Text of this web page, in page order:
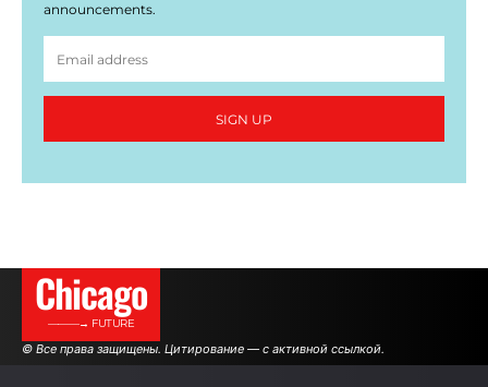
announcements.
SIGN UP
Сhicago
———→ FUTURE
© Все права защищены. Цитирование — с активной ссылкой.